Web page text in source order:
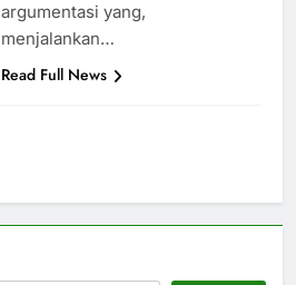
argumentasi yang,
menjalankan…
Read Full News